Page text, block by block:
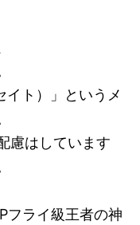
イト）」というメ
慮はしています
フライ級王者の神